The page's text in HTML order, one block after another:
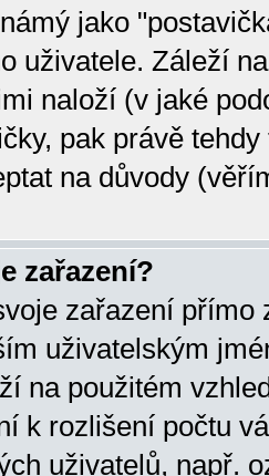
jako
uživatele. Záleží
naloží (v jaké
pak právě
na důvody
zařazení?
zařazení přímo
uživatelským
na použitém
k rozlišení počtu
uživatelů, např.